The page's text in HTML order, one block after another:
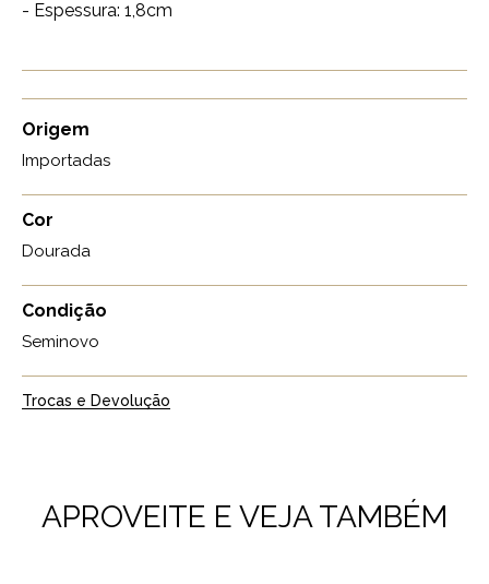
- Espessura: 1,8cm
Origem
Importadas
Cor
Dourada
Condição
Seminovo
Trocas e Devolução
APROVEITE E VEJA TAMBÉM